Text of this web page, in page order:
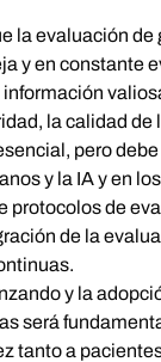
la evaluación
y en constante
la calidad
pero
y la IA y en
protocolos de
de la
y la
será
tanto a